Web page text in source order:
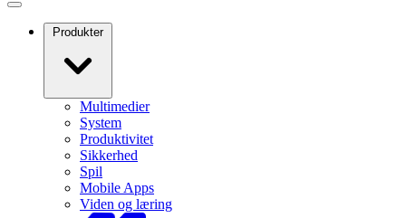
Produkter
Multimedier
System
Produktivitet
Sikkerhed
Spil
Mobile Apps
Viden og læring